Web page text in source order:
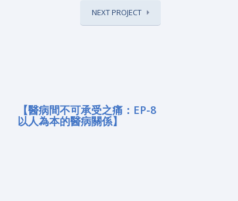
NEXT PROJECT
【醫病間不可承受之痛：EP-8
以人為本的醫病關係】